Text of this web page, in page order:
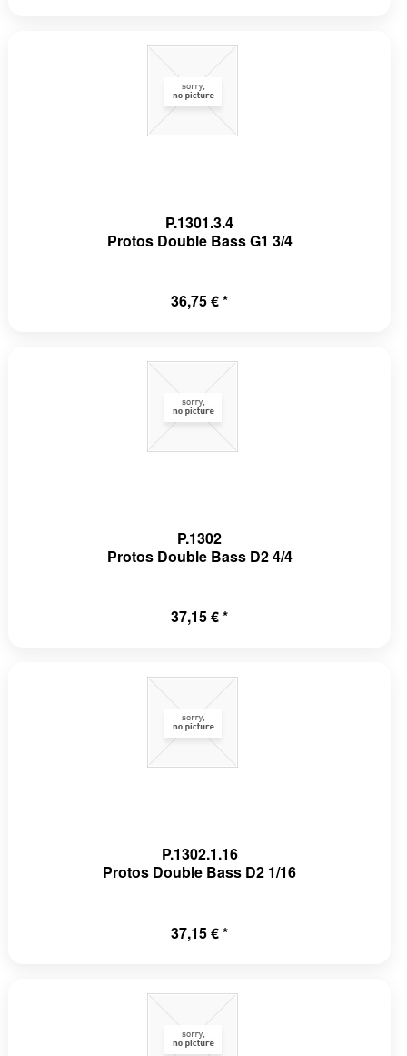
P.1301.3.4
Protos Double Bass G1 3/4
36,75 € *
P.1302
Protos Double Bass D2 4/4
37,15 € *
P.1302.1.16
Protos Double Bass D2 1/16
37,15 € *